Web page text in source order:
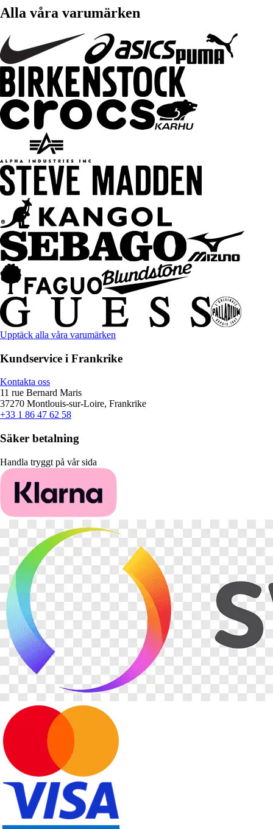
Alla våra varumärken
Upptäck alla våra varumärken
Kundservice i Frankrike
Kontakta oss
11 rue Bernard Maris
37270 Montlouis-sur-Loire, Frankrike
+33 1 86 47 62 58
Säker betalning
Handla tryggt på vår sida